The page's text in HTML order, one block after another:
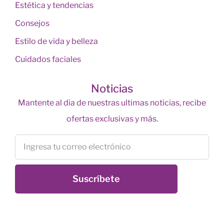
Estética y tendencias
Consejos
Estilo de vida y belleza
Cuidados faciales
Noticias
Mantente al dia de nuestras ultimas noticias, recibe
ofertas exclusivas y más.
Suscríbete